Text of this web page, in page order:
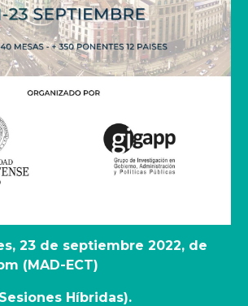
23 de septiembre 2022, de
(MAD-ECT)
Híbridas).